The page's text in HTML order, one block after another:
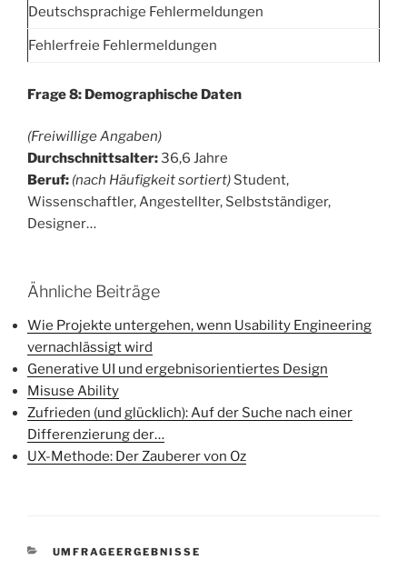
Deutschsprachige Fehlermeldungen
Fehlerfreie Fehlermeldungen
Frage 8: Demographische Daten
(Freiwillige Angaben)
Durchschnittsalter:36,6 Jahre
Beruf: (nach Häufigkeit sortiert) Student,
Wissenschaftler, Angestellter, Selbstständiger,
Designer…
Ähnliche Beiträge
Wie Projekte untergehen, wenn Usability Engineering
vernachlässigt wird
Generative UI und ergebnisorientiertes Design
Misuse Ability
Zufrieden (und glücklich): Auf der Suche nach einer
Differenzierung der…
UX-Methode: Der Zauberer von Oz
KATEGORIEN
UMFRAGEERGEBNISSE